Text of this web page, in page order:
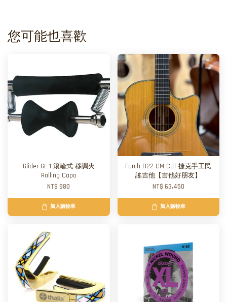
您可能也喜歡
Glider GL-1 滾輪式 移調夾
Rolling Capo
NT$ 980
加入購物車
Furch D22 CM CUT 捷克手工民
謠吉他【吉他好朋友】
NT$ 63,450
加入購物車